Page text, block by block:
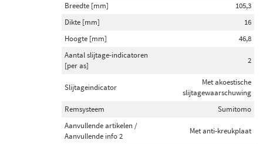
Breedte [mm]
105,3
Dikte [mm]
16
Hoogte [mm]
46,8
Aantal slijtage-indicatoren
[per as]
2
Slijtageindicator
Met akoestische
slijtagewaarschuwing
Remsysteem
Sumitomo
Aanvullende artikelen /
Aanvullende info 2
Met anti-kreukplaat